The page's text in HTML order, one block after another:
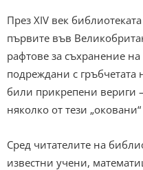
През XIV век
първите във
рафтове за съхранение
подреждани с
били прикрепени вериги
няколко от тези
Сред читателите на
известни учени,